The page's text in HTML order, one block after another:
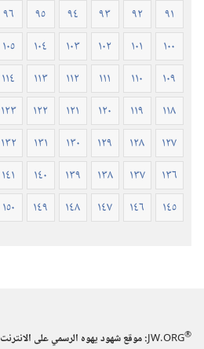
٩١
٩٢ ٩٣ ٩٤ ٩٥ ٩٦
١٠٠
١٠١ ١٠٢ ١٠٣ ١٠٤ ١٠٥
١٠٩
١١٠ ١١١ ١١٢ ١١٣ ١١٤
١١٨
١١٩ ١٢٠ ١٢١ ١٢٢ ١٢٣
١٢٧
١٢٨ ١٢٩ ١٣٠ ١٣١ ١٣٢
١٣٦
١٣٧ ١٣٨ ١٣٩ ١٤٠ ١٤١
١٤٥
١٤٦ ١٤٧ ١٤٨ ١٤٩ ١٥٠
JW.ORG®
:‏ موقع شهود يهوه الرسمي على الانترنت